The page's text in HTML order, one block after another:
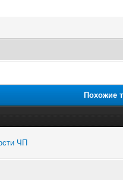
Похожие
ЧП